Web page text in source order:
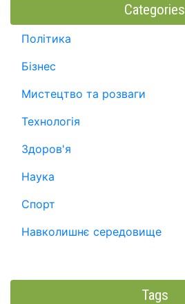
Categories
Політика
Бізнес
Мистецтво та розваги
Технологія
Здоров'я
Наука
Спорт
Навколишнє середовище
Tags